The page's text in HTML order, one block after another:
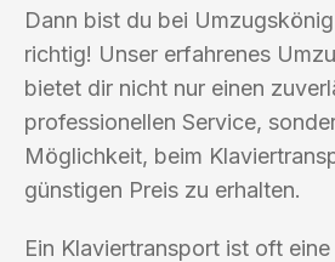
Dann bist du bei
richtig! Unser erfahrenes
bietet dir nicht nur einen
professionellen Service,
Möglichkeit, beim
günstigen Preis zu erhalten.
Ein Klaviertransport ist oft